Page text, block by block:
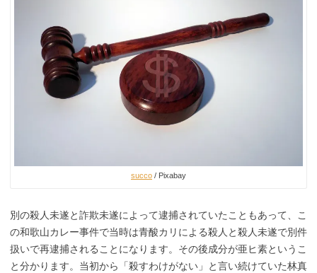
succo / Pixabay
別の殺人未遂と詐欺未遂によって逮捕されていたこともあって、こ
の和歌山カレー事件で当時は青酸カリによる殺人と殺人未遂で別件
扱いで再逮捕されることになります。その後成分が亜ヒ素というこ
と分かります。当初から「殺すわけがない」と言い続けていた林真